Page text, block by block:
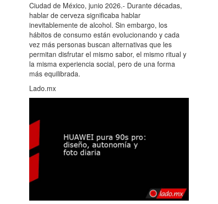
Ciudad de México, junio 2026.- Durante décadas,
hablar de cerveza significaba hablar
inevitablemente de alcohol. Sin embargo, los
hábitos de consumo están evolucionando y cada
vez más personas buscan alternativas que les
permitan disfrutar el mismo sabor, el mismo ritual y
la misma experiencia social, pero de una forma
más equilibrada.
Lado.mx